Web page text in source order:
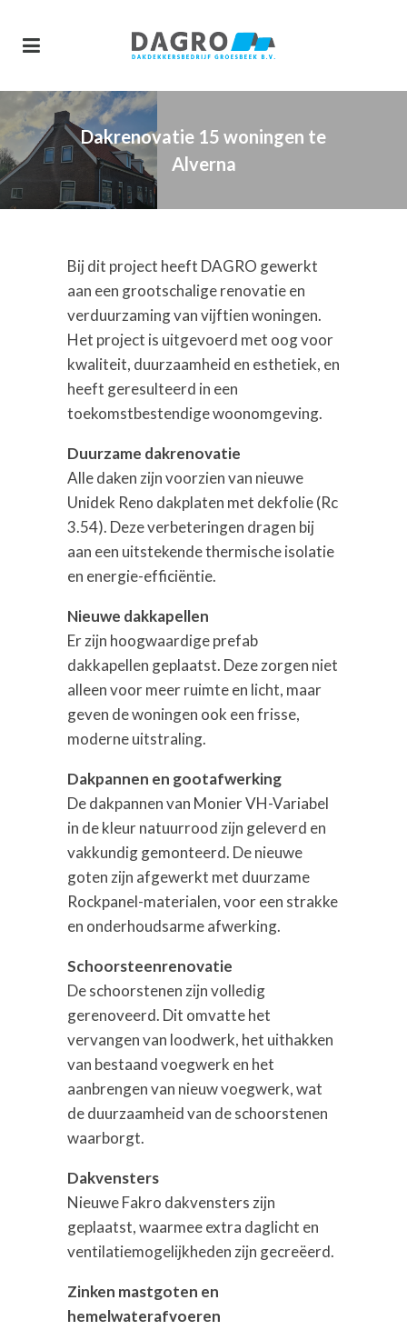
Dakrenovatie 15 woningen te
Alverna
Bij dit project heeft DAGRO gewerkt
aan een grootschalige renovatie en
verduurzaming van vijftien woningen.
Het project is uitgevoerd met oog voor
kwaliteit, duurzaamheid en esthetiek, en
heeft geresulteerd in een
toekomstbestendige woonomgeving.
Duurzame dakrenovatie
Alle daken zijn voorzien van nieuwe
Unidek Reno dakplaten met dekfolie (Rc
3.54). Deze verbeteringen dragen bij
aan een uitstekende thermische isolatie
en energie-efficiëntie.
Nieuwe dakkapellen
Er zijn hoogwaardige prefab
dakkapellen geplaatst. Deze zorgen niet
alleen voor meer ruimte en licht, maar
geven de woningen ook een frisse,
moderne uitstraling.
Dakpannen en gootafwerking
De dakpannen van Monier VH-Variabel
in de kleur natuurrood zijn geleverd en
vakkundig gemonteerd. De nieuwe
goten zijn afgewerkt met duurzame
Rockpanel-materialen, voor een strakke
en onderhoudsarme afwerking.
Schoorsteenrenovatie
De schoorstenen zijn volledig
gerenoveerd. Dit omvatte het
vervangen van loodwerk, het uithakken
van bestaand voegwerk en het
aanbrengen van nieuw voegwerk, wat
de duurzaamheid van de schoorstenen
waarborgt.
Dakvensters
Nieuwe Fakro dakvensters zijn
geplaatst, waarmee extra daglicht en
ventilatiemogelijkheden zijn gecreëerd.
Zinken mastgoten en
hemelwaterafvoeren